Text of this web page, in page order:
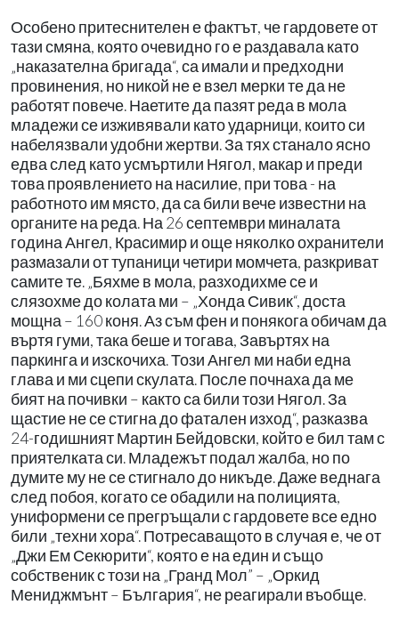
Особено притеснителен е фактът, че гардовете от
тази смяна, която очевидно го е раздавала като
„наказателна бригада“, са имали и предходни
провинения, но никой не е взел мерки те да не
работят повече. Наетите да пазят реда в мола
младежи се изживявали като ударници, които си
набелязвали удобни жертви. За тях станало ясно
едва след като усмъртили Нягол, макар и преди
това проявлението на насилие, при това - на
работното им място, да са били вече известни на
органите на реда. На 26 септември миналата
година Ангел, Красимир и още няколко охранители
размазали от тупаници четири момчета, разкриват
самите те. „Бяхме в мола, разходихме се и
слязохме до колата ми – „Хонда Сивик“, доста
мощна – 160 коня. Аз съм фен и понякога обичам да
въртя гуми, така беше и тогава, Завъртях на
паркинга и изскочиха. Този Ангел ми наби една
глава и ми сцепи скулата. После почнаха да ме
бият на почивки – както са били този Нягол. За
щастие не се стигна до фатален изход“, разказва
24-годишният Мартин Бейдовски, който е бил там с
приятелката си. Младежът подал жалба, но по
думите му не се стигнало до никъде. Даже веднага
след побоя, когато се обадили на полицията,
униформени се прегръщали с гардовете все едно
били „техни хора“. Потресаващото в случая е, че от
„Джи Ем Секюрити“, която е на един и също
собственик с този на „Гранд Мол” – „Оркид
Мениджмънт – България“, не реагирали въобще.